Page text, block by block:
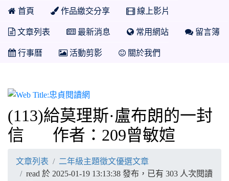
首頁 作品繳交分享 線上影片
文章列表 最新消息 常用網站 留言簿
行事曆 活動剪影 關於我們
(113)給莫理斯·盧布朗的一封
信 作者：209曾敏媗
文章列表
二年級主題徵文優選文章
read 於 2025-01-19 13:13:38 發布，已有 303 人次閱讀